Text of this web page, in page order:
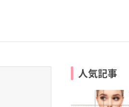
人気記事